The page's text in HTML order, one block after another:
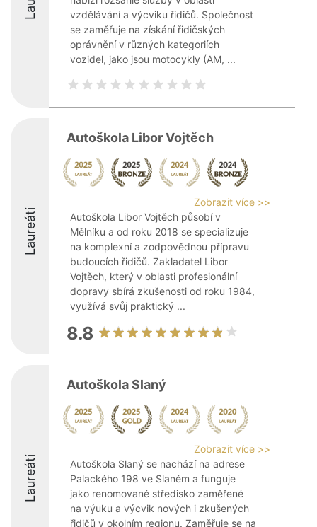
vzdělávání a výcviku řidičů. Společnost
se zaměřuje na získání řidičských
oprávnění v různých kategoriích
vozidel, jako jsou motocykly (AM, ...
Laureáti
Autoškola Libor Vojtěch
Zobrazit více >>
Autoškola Libor Vojtěch působí v
Mělníku a od roku 2018 se specializuje
na komplexní a zodpovědnou přípravu
budoucích řidičů. Zakladatel Libor
Vojtěch, který v oblasti profesionální
dopravy sbírá zkušenosti od roku 1984,
využívá svůj praktický ...
8.8
Laureáti
Autoškola Slaný
Zobrazit více >>
Autoškola Slaný se nachází na adrese
Palackého 198 ve Slaném a funguje
jako renomované středisko zaměřené
na výuku a výcvik nových i zkušených
řidičů v okolním regionu. Zaměřuje se na